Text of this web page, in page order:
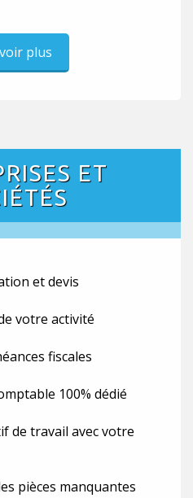
plus
ET
et devis
votre activité
fiscales
100% dédié
de travail avec votre
pièces manquantes